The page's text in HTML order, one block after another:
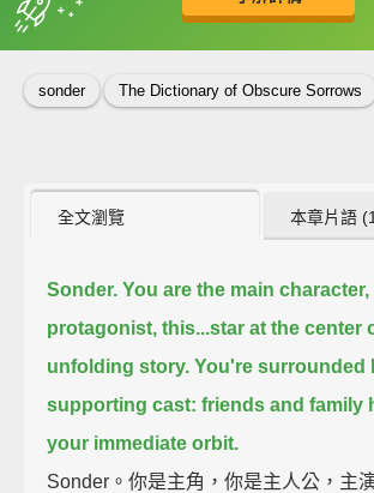
收錄佳句
sonder The Dictionary of Obscure Sorrows
全文瀏覽 本章片語
Sonder. You are the main character,
protagonist, this...star at the center
unfolding story. You're surrounded
supporting cast: friends and family
your immediate orbit.
Sonder。你是主角，你是主人公，主